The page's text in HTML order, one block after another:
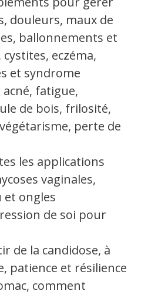
douleurs, maux de
ballonnements et
eczéma,
et syndrome
fatigue,
de bois, frilosité,
perte de
les applications
vaginales,
et ongles
de soi pour
de la candidose, à
patience et résilience
comment